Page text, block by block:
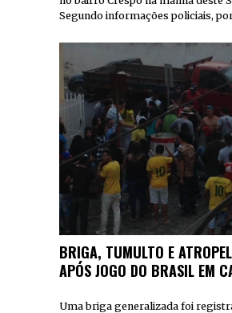
Segundo informações policiais,
BRIGA, TUMULTO E
APÓS JOGO DO BRASIL EM
Uma briga generalizada foi